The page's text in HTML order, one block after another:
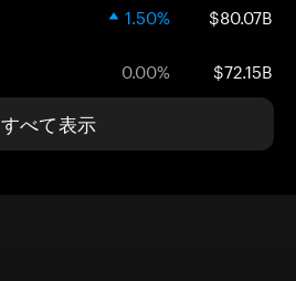
1.50% $80.07B
0.00% $72.15B
すべて表示